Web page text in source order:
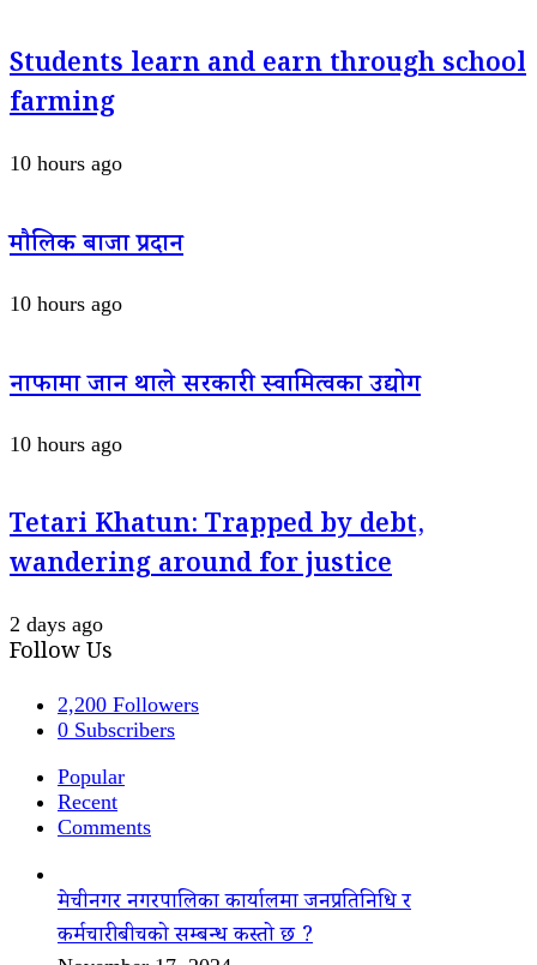
Students learn and earn through school
farming
10 hours ago
मौलिक बाजा प्रदान
10 hours ago
नाफामा जान थाले सरकारी स्वामित्वका उद्योग
10 hours ago
Tetari Khatun: Trapped by debt,
wandering around for justice
2 days ago
Follow Us
2,200 Followers
0 Subscribers
Popular
Recent
Comments
मेचीनगर नगरपालिका कार्यालमा जनप्रतिनिधि र
कर्मचारीबीचको सम्बन्ध कस्तो छ ?